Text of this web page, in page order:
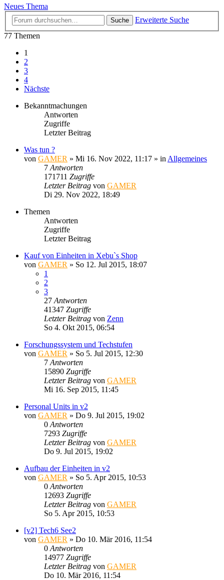
Neues Thema
Suche
Erweiterte Suche
77 Themen
1
2
3
4
Nächste
Bekanntmachungen
Antworten
Zugriffe
Letzter Beitrag
Was tun ?
von GAMER » Mi 16. Nov 2022, 11:17 » in Allgemeines
7 Antworten
171711 Zugriffe
Letzter Beitrag von GAMER
Di 29. Nov 2022, 18:49
Themen
Antworten
Zugriffe
Letzter Beitrag
Kauf von Einheiten in Xebu`s Shop
von GAMER » So 12. Jul 2015, 18:07
1
2
3
27 Antworten
41347 Zugriffe
Letzter Beitrag von Zenn
So 4. Okt 2015, 06:54
Forschungssystem und Techstufen
von GAMER » So 5. Jul 2015, 12:30
7 Antworten
15890 Zugriffe
Letzter Beitrag von GAMER
Mi 16. Sep 2015, 11:45
Personal Units in v2
von GAMER » Do 9. Jul 2015, 19:02
0 Antworten
7293 Zugriffe
Letzter Beitrag von GAMER
Do 9. Jul 2015, 19:02
Aufbau der Einheiten in v2
von GAMER » So 5. Apr 2015, 10:53
0 Antworten
12693 Zugriffe
Letzter Beitrag von GAMER
So 5. Apr 2015, 10:53
[v2] Tech6 See2
von GAMER » Do 10. Mär 2016, 11:54
0 Antworten
14977 Zugriffe
Letzter Beitrag von GAMER
Do 10. Mär 2016, 11:54